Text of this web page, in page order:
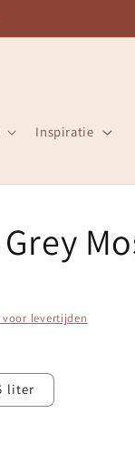
Inspiratie
levertijden
liter